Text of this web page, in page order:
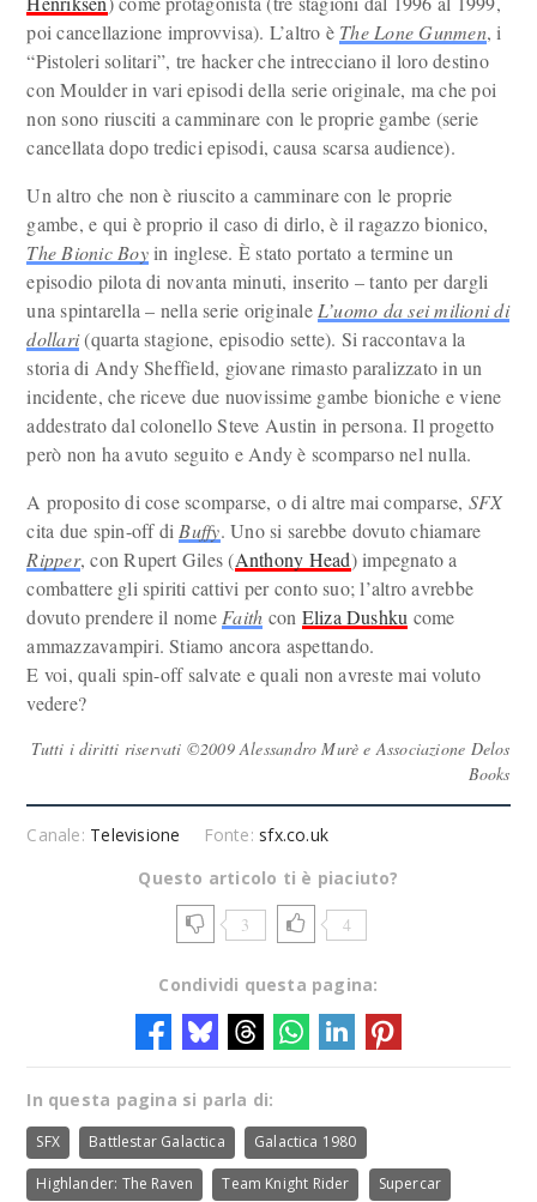
poi cancellazione improvvisa). L’altro è The Lone Gunmen, i
“Pistoleri solitari”, tre hacker che intrecciano il loro destino
con Moulder in vari episodi della serie originale, ma che poi
non sono riusciti a camminare con le proprie gambe (serie
cancellata dopo tredici episodi, causa scarsa audience).
Un altro che non è riuscito a camminare con le proprie
gambe, e qui è proprio il caso di dirlo, è il ragazzo bionico,
The Bionic Boyin inglese. È stato portato a termine un
episodio pilota di novanta minuti, inserito – tanto per dargli
una spintarella – nella serie originale L’uomo da sei milioni di
dollari(quarta stagione, episodio sette). Si raccontava la
storia di Andy Sheffield, giovane rimasto paralizzato in un
incidente, che riceve due nuovissime gambe bioniche e viene
addestrato dal colonello Steve Austin in persona. Il progetto
però non ha avuto seguito e Andy è scomparso nel nulla.
A proposito di cose scomparse, o di altre mai comparse, SFX
cita due spin-off di Buffy. Uno si sarebbe dovuto chiamare
Ripper, con Rupert Giles (Anthony Head) impegnato a
combattere gli spiriti cattivi per conto suo; l’altro avrebbe
dovuto prendere il nome Faith con Eliza Dushku come
ammazzavampiri. Stiamo ancora aspettando.
E voi, quali spin-off salvate e quali non avreste mai voluto
vedere?
Tutti i diritti riservati ©2009 Alessandro Murè e Associazione Delos
Books
Canale: Televisione Fonte: sfx.co.uk
Questo articolo ti è piaciuto?
3 4
Condividi questa pagina:
In questa pagina si parla di:
SFX Battlestar Galactica Galactica 1980
Highlander: The Raven Team Knight Rider Supercar